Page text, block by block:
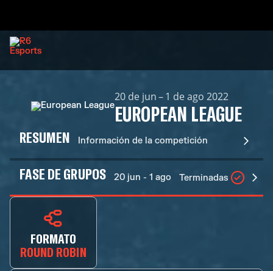
20 de jun – 1 de ago 2022
EUROPEAN LEAGUE
RESUMEN Información de la competición
FASE DE GRUPOS 20 jun - 1 ago Terminadas
FORMATO
ROUND ROBIN